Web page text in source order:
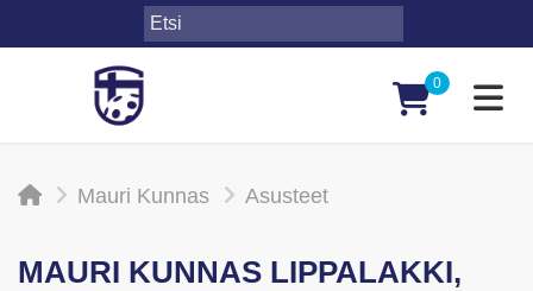
0
Mauri Kunnas Asusteet
MAURI KUNNAS LIPPALAKKI,